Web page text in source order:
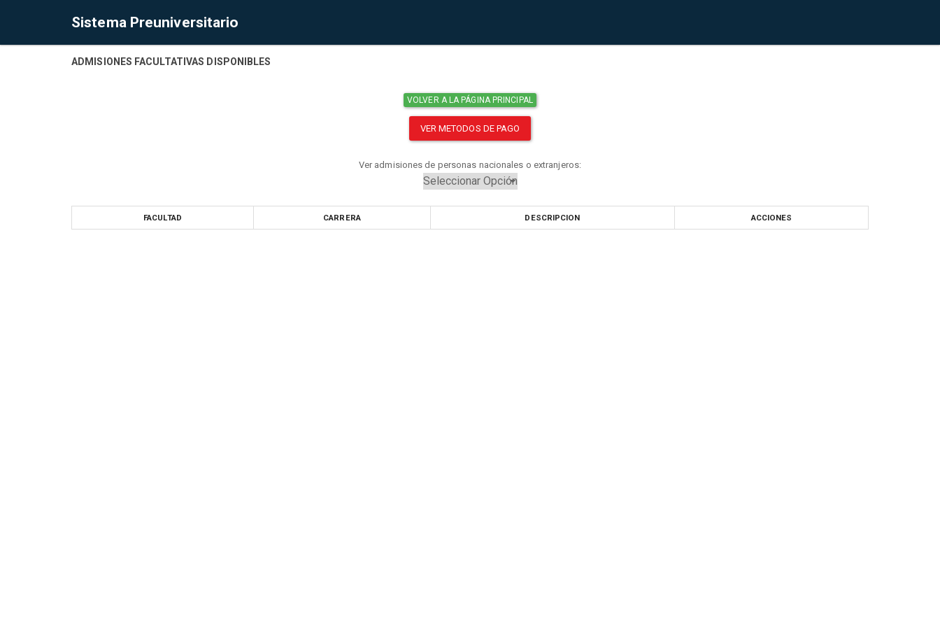
Sistema Preuniversitario
ADMISIONES FACULTATIVAS DISPONIBLES
VOLVER A LA PÁGINA PRINCIPAL
VER METODOS DE PAGO
Ver admisiones de personas nacionales o extranjeros:
FACULTAD CARRERA DESCRIPCION ACCIONES